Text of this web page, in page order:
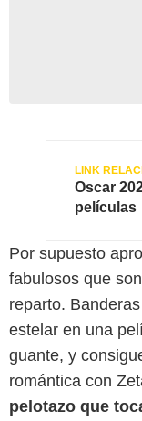
Oscar
películas
Por supuesto
fabulosos que
reparto.
estelar en una
guante, y
romántica con
pelotazo que